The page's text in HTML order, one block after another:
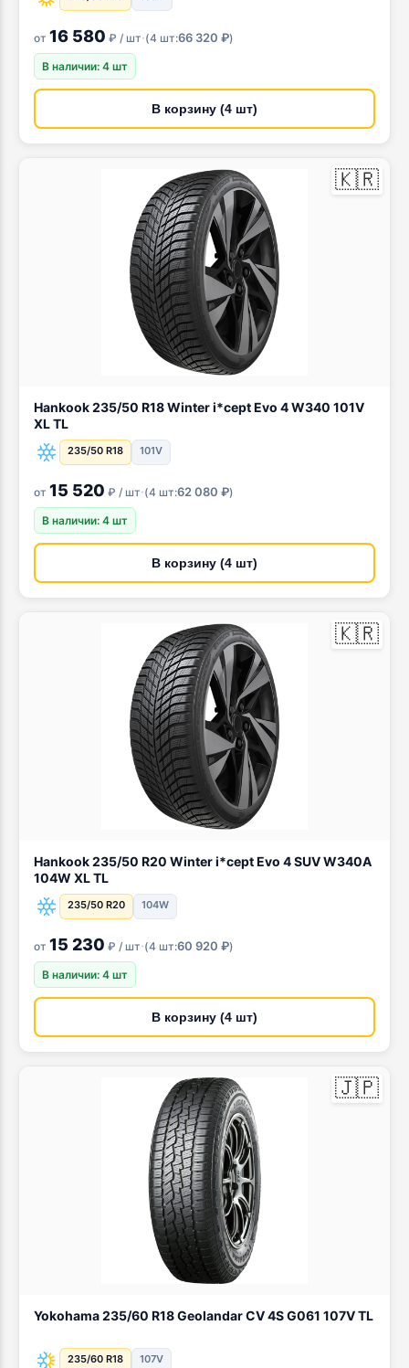
от 16 580 ₽ / шт·(4 шт:66 320 ₽)
В наличии: 4 шт
В корзину (4 шт)
🇰🇷
Hankook 235/50 R18 Winter i*cept Evo 4 W340 101V
XL TL
235/50 R18 101V
от 15 520 ₽ / шт·(4 шт:62 080 ₽)
В наличии: 4 шт
В корзину (4 шт)
🇰🇷
Hankook 235/50 R20 Winter i*cept Evo 4 SUV W340A
104W XL TL
235/50 R20 104W
от 15 230 ₽ / шт·(4 шт:60 920 ₽)
В наличии: 4 шт
В корзину (4 шт)
🇯🇵
Yokohama 235/60 R18 Geolandar CV 4S G061 107V TL
235/60 R18 107V